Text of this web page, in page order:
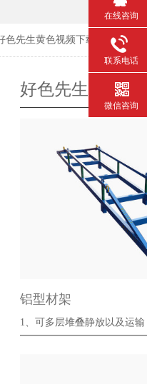
色先生黄色视频下载架
好色先生黄色视
铝型材架
1、可多层堆叠静放以及运输
在线咨询
联系电话
微信咨询